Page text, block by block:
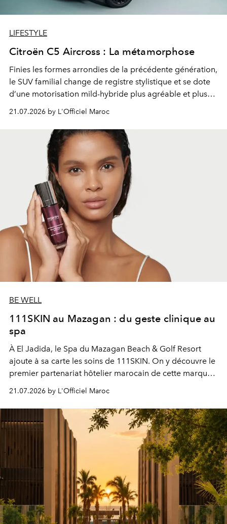
LIFESTYLE
Citroën C5 Aircross : La métamorphose
Finies les formes arrondies de la précédente génération,
le SUV familial change de registre stylistique et se dote
d’une motorisation mild-hybride plus agréable et plus
économe. à n’en pas douter, le nouveau C5 Aircross a
gagné en maturité.
21.07.2026 by L'Officiel Maroc
BE WELL
111SKIN au Mazagan : du geste clinique au
spa
À El Jadida, le Spa du Mazagan Beach & Golf Resort
ajoute à sa carte les soins de 111SKIN. On y découvre le
premier partenariat hôtelier marocain de cette marque
britannique, née dans un cabinet de chirurgie plastique
londonien et construite depuis autour d'un actif breveté,
le complexe NAC Y2™.
21.07.2026 by L'Officiel Maroc